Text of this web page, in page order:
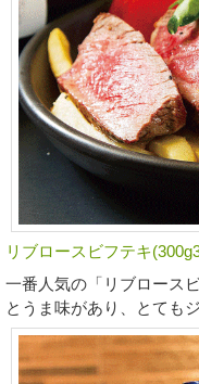
リブロースビフテキ
一番人気の「リブロース
とうま味があり、とても